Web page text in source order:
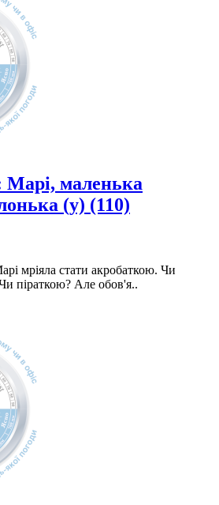
маленька
(у) (110)
мріяла стати акробаткою. Чи
піраткою? Але обов'я..